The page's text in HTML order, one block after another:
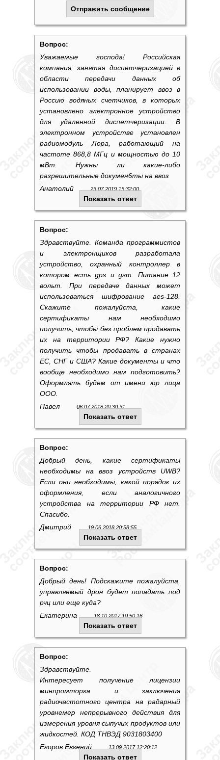
Вопрос:
Уважаемые господа! Российская
компания, занятая диспетчеризацией в
области передачи данных об
использовании воды, планирует ввоз в
Россию водяных счетчиков, в которых
установлено электронное устройство
для удаленной диспетчеризации. В
электронном устройстве установлен
радиомодуль Лора, работающий на
частоте 868,8 МГц и мощностью до 10
мВт. Нужны ли какие-либо
разрешительные докумен6ты на ввоз
Анатолий
23.07.2019 15:32:00
Показать ответ
Вопрос:
Здравствуйте. Команда программистов
и электронщиков разработала
устройство, охранный контроллер в
котором есть gps и gsm. Питание 12
вольт. При передаче данных может
использоваться шифрование aes-128.
Скажите пожалуйста, какие
сертификаты нам необходимо
получить, чтобы без проблем продавать
их на территории РФ? Какие нужно
получить чтобы продавать в странах
EC, СНГ и США? Какие документы и что
вообще необходимо нам подготовить?
Оформлять будем от имени юр лица
ООО.
Павел
06.07.2018 20:30:31
Показать ответ
Вопрос:
Добрый день, какие сертификаты
необходимы на ввоз устройств UWB?
Если они необходимы, какой порядок их
оформления, если аналогичного
устройства на территории РФ нет.
Спасибо.
Дмитрий
19.06.2018 20:58:55
Показать ответ
Вопрос:
Добрый день! Подскажите пожалуйста,
управляемый дрон будет попадать под
рчц или еще куда?
Екатерина
18.10.2017 10:50:16
Показать ответ
Вопрос:
Здравствуйте.
Интересует получение лицензии
минпромторга и заключения
радиочастотного центра на радарный
уровнемер непрерывного действия для
измерения уровня сыпучих продуктов или
жидкостей. КОД ТНВЭД 9031803400
Егоров Евгений
13.09.2017 12:20:12
Показать ответ